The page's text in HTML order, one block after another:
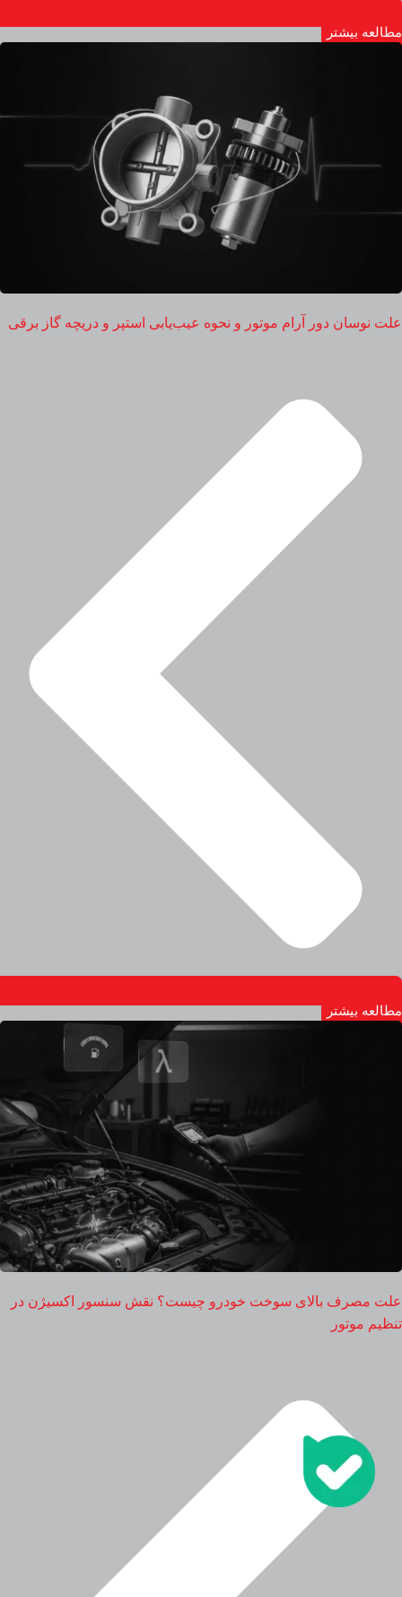
مطالعه بیشتر
علت نوسان دور آرام موتور و نحوه عیب‌یابی استپر و دریچه گاز برقی
مطالعه بیشتر
علت مصرف بالای سوخت خودرو چیست؟ نقش سنسور اکسیژن در
تنظیم موتور